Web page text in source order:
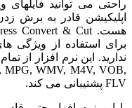
راحتی می توانید
اپلیکیشن قادر به برش
برای استفاده از ویژگی
MPG, WMV, M4V, VOB,
FLV پشتیبانی می کند.